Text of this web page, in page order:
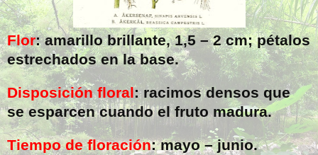
Flor: amarillo brillante, 1,5 –2 cm; pétalos
estrechados en la base.
Disposición floral: racimos densos que
se esparcen cuando el fruto madura.
Tiempo de floración: mayo – junio.